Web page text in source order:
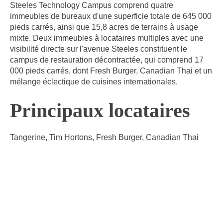
Steeles Technology Campus comprend quatre
immeubles de bureaux d'une superficie totale de 645 000
pieds carrés, ainsi que 15,8 acres de terrains à usage
mixte. Deux immeubles à locataires multiples avec une
visibilité directe sur l'avenue Steeles constituent le
campus de restauration décontractée, qui comprend 17
000 pieds carrés, dont Fresh Burger, Canadian Thai et un
mélange éclectique de cuisines internationales.
Principaux locataires
Tangerine, Tim Hortons, Fresh Burger, Canadian Thai